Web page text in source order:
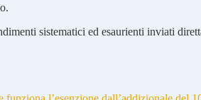
sistematici ed esaurienti inviati